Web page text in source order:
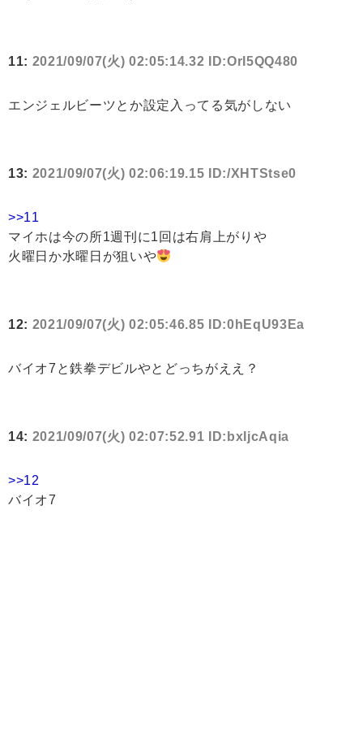
11: 2021/09/07(火) 02:05:14.32 ID:OrI5QQ480
エンジェルビーツとか設定入ってる気がしない
13: 2021/09/07(火) 02:06:19.15 ID:/XHTStse0
>>11
マイホは今の所1週刊に1回は右肩上がりや
火曜日か水曜日が狙いや
12: 2021/09/07(火) 02:05:46.85 ID:0hEqU93Ea
バイオ7と鉄拳デビルやとどっちがええ？
14: 2021/09/07(火) 02:07:52.91 ID:bxIjcAqia
>>12
バイオ7